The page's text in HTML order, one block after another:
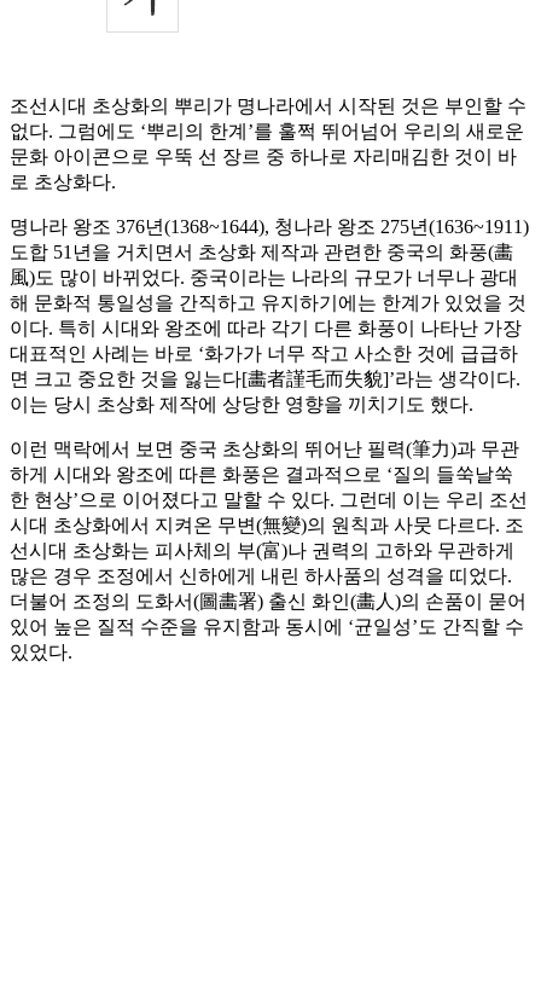
조선시대 초상화의 뿌리가 명나라에서 시작된 것은 부인할 수
없다. 그럼에도 ‘뿌리의 한계’를 훌쩍 뛰어넘어 우리의 새로운
문화 아이콘으로 우뚝 선 장르 중 하나로 자리매김한 것이 바
로 초상화다.
명나라 왕조 376년(1368~1644), 청나라 왕조 275년(1636~1911)
도합 51년을 거치면서 초상화 제작과 관련한 중국의 화풍(畵
風)도 많이 바뀌었다. 중국이라는 나라의 규모가 너무나 광대
해 문화적 통일성을 간직하고 유지하기에는 한계가 있었을 것
이다. 특히 시대와 왕조에 따라 각기 다른 화풍이 나타난 가장
대표적인 사례는 바로 ‘화가가 너무 작고 사소한 것에 급급하
면 크고 중요한 것을 잃는다[畵者謹毛而失貌]’라는 생각이다.
이는 당시 초상화 제작에 상당한 영향을 끼치기도 했다.
이런 맥락에서 보면 중국 초상화의 뛰어난 필력(筆力)과 무관
하게 시대와 왕조에 따른 화풍은 결과적으로 ‘질의 들쑥날쑥
한 현상’으로 이어졌다고 말할 수 있다. 그런데 이는 우리 조선
시대 초상화에서 지켜온 무변(無變)의 원칙과 사뭇 다르다. 조
선시대 초상화는 피사체의 부(富)나 권력의 고하와 무관하게
많은 경우 조정에서 신하에게 내린 하사품의 성격을 띠었다.
더불어 조정의 도화서(圖畵署) 출신 화인(畵人)의 손품이 묻어
있어 높은 질적 수준을 유지함과 동시에 ‘균일성’도 간직할 수
있었다.